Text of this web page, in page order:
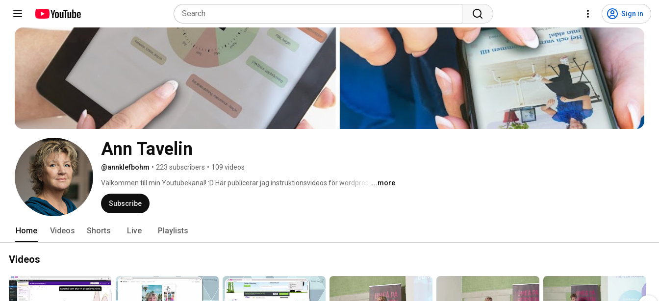
Sign in
Ann Tavelin
@annklefbohm • 223 subscribers • 109 videos
Välkommen till min Youtubekanal! :D Här publicerar jag instruktionsvideos för wordpress,
webinar inom digital marknadsföring och andra tips för dig som är företagare/entreprenör. På
min webbsida www.basemedianorr.se kan du läsa mer och även prenumerera kostnadsfritt på
mina nyhetsbrev.
...more
Subscribe
Home Videos Shorts Live Playlists
Videos